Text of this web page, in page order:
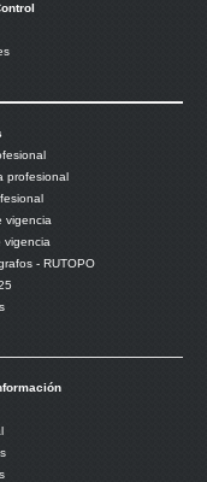
profesional
vigencia
vigencia
- RUTOPO